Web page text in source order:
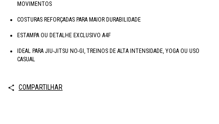
MOVIMENTOS
COSTURAS REFORÇADAS PARA MAIOR DURABILIDADE
ESTAMPA OU DETALHE EXCLUSIVO A4F
IDEAL PARA JIU-JITSU NO-GI, TREINOS DE ALTA INTENSIDADE, YOGA OU USO
CASUAL
COMPARTILHAR